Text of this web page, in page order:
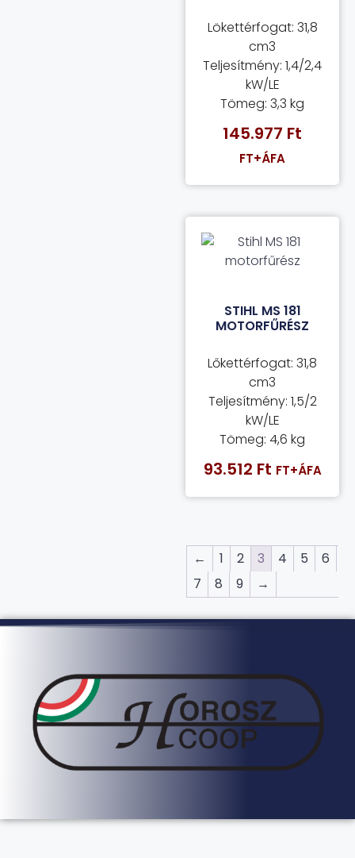
Lökettérfogat: 31,8
cm3
Teljesítmény: 1,4/2,4
kW/LE
Tömeg: 3,3 kg
145.977 Ft
FT+ÁFA
STIHL MS 181
MOTORFŰRÉSZ
Lőkettérfogat: 31,8
cm3
Teljesítmény: 1,5/2
kW/LE
Tömeg: 4,6 kg
93.512 Ft FT+ÁFA
← 1 2 3 4 5
6
7
8 9 →